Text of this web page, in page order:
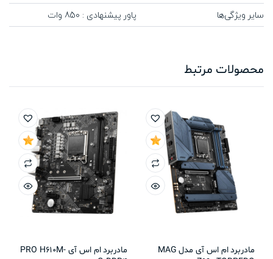
سایر ویژگی‌ها
پاور پیشنهادی : 850 وات
محصولات مرتبط
مادربرد ام اس آی مدل MAG
مادربرد ام اس آی PRO H610M-